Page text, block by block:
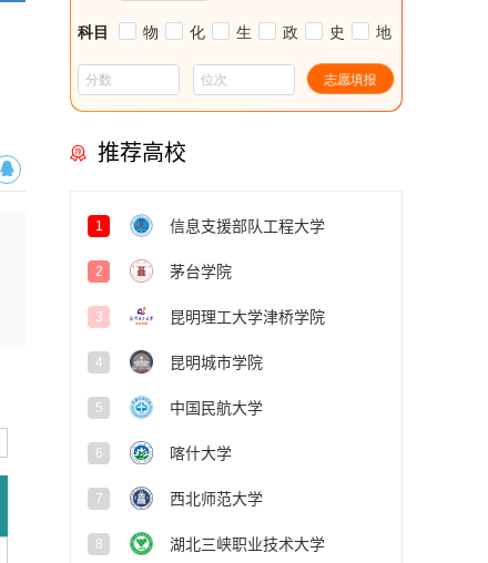
推荐高校
1 信息支援部队工程大学
2 茅台学院
3 昆明理工大学津桥学院
4 昆明城市学院
5 中国民航大学
6 喀什大学
7 西北师范大学
8 湖北三峡职业技术大学